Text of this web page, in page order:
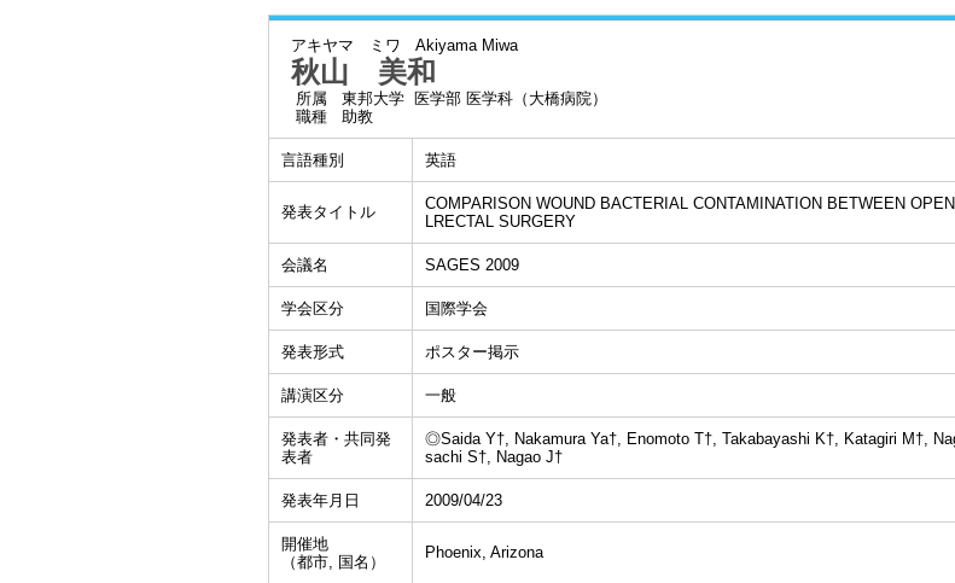
アキヤマ ミワ Akiyama Miwa
秋山 美和
所属
東邦大学 医学部 医学科（大橋病院）
職種
助教
言語種別 英語
発表タイトル
COMPARISON WOUND BACTERIAL CONTAMINATION BETWEEN
LRECTAL SURGERY
会議名 SAGES 2009
学会区分 国際学会
発表形式 ポスター掲示
講演区分 一般
発表者・共同発
表者
◎Saida Y†, Nakamura Ya†, Enomoto T†, Takabayashi K†, Katagiri M†,
sachi S†, Nagao J†
発表年月日 2009/04/23
開催地
（都市, 国名）
Phoenix, Arizona